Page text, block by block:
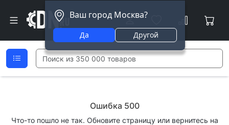
Ваш город Москва?
Да Другой
Ошибка 500
Что-то пошло не так. Обновите страницу или вернитесь на